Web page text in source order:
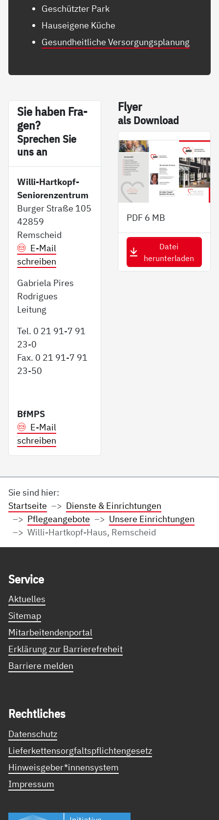
Geschützter Park
Hauseigene Küche
Gesundheitliche Versorgungsplanung
Sie ha­ben Fra­
gen?
Sp­re­chen Sie
uns an
Willi-Hartkopf-
Seniorenzentrum
Burger Straße 105
42859
Remscheid
E-Mail
schreiben
Gabriela Pires
Rodrigues
Leitung
Tel. 0 21 91-7 91
23-0
Fax. 0 21 91-7 91
23-50
BfMPS
E-Mail
schreiben
Fly­er
als Down­load
PDF 6 MB
Datei
herunterladen
Sie sind hier:
Startseite
Dienste & Einrichtungen
Pflegeangebote
Unsere Einrichtungen
Willi-Hartkopf-Haus, Remscheid
Ser­vice
Aktuelles
Sitemap
Mitarbeitendenportal
Erklärung zur Barrierefreheit
Barriere melden
Recht­li­ches
Datenschutz
Lieferkettensorgfaltspflichtengesetz
Hinweisgeber*innensystem
Impressum